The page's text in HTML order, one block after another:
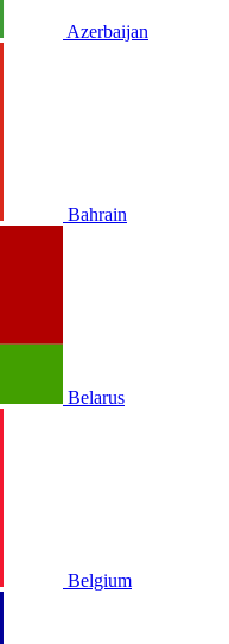
Azerbaijan
Bahrain
Belarus
Belgium